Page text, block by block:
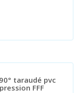
taraudé pvc
pression FFF